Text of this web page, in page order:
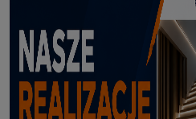
Profil led Profil LED P6-2 ½ biały 3m